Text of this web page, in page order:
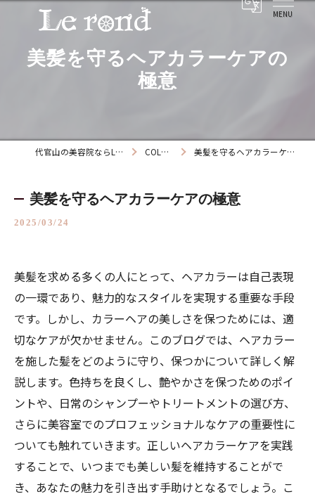
美髪を守るヘアカラーケアの
極意
代官山の美容院ならLe rond COLUMN 美髪を守るヘアカラーケアの極意
美髪を守るヘアカラーケアの極意
2025/03/24
美髪を求める多くの人にとって、ヘアカラーは自己表現
の一環であり、魅力的なスタイルを実現する重要な手段
です。しかし、カラーヘアの美しさを保つためには、適
切なケアが欠かせません。このブログでは、ヘアカラー
を施した髪をどのように守り、保つかについて詳しく解
説します。色持ちを良くし、艶やかさを保つためのポイ
ントや、日常のシャンプーやトリートメントの選び方、
さらに美容室でのプロフェッショナルなケアの重要性に
ついても触れていきます。正しいヘアカラーケアを実践
することで、いつまでも美しい髪を維持することがで
き、あなたの魅力を引き出す手助けとなるでしょう。こ